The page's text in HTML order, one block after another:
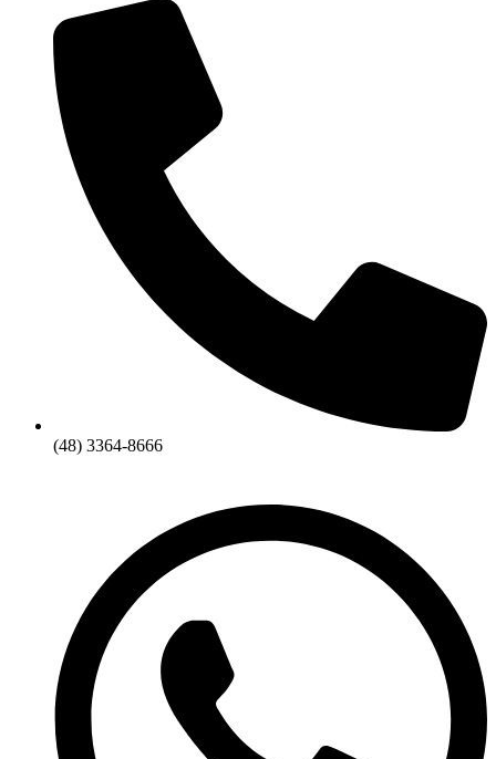
(48) 3364-8666